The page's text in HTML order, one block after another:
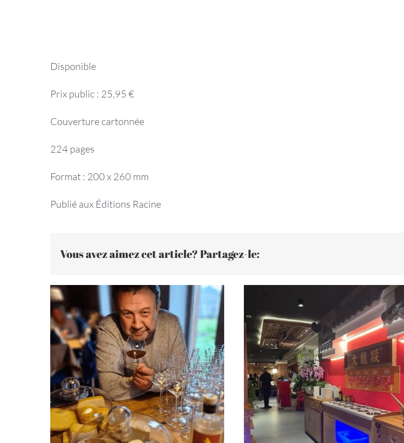
Disponible
Prix public : 25,95 €
Couverture cartonnée
224 pages
Format : 200 x 260 mm
Publié aux Éditions Racine
Vous avez aimez cet article? Partagez-le: